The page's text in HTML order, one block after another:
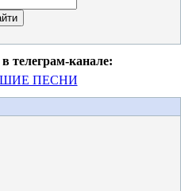
телеграм-канале:
ПЕСНИ